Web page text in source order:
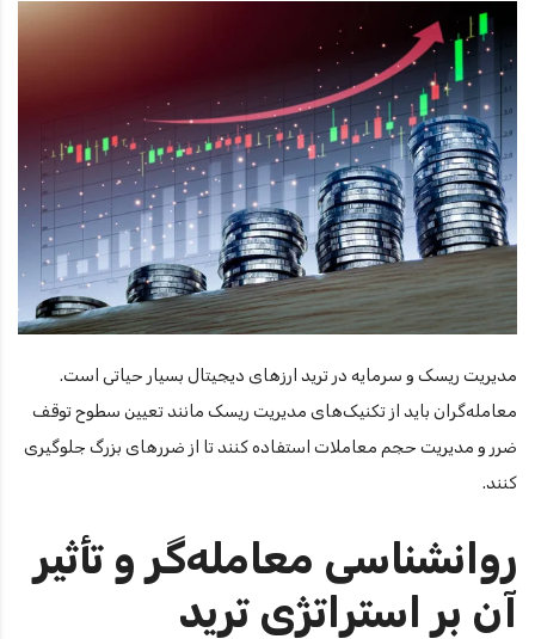
مدیریت ریسک و سرمایه در ترید ارزهای دیجیتال بسیار حیاتی است.
معامله‌گران باید از تکنیک‌های مدیریت ریسک مانند تعیین سطوح توقف
ضرر و مدیریت حجم معاملات استفاده کنند تا از ضررهای بزرگ جلوگیری
کنند.
روانشناسی معامله‌گر و تأثیر
آن بر استراتژی ترید